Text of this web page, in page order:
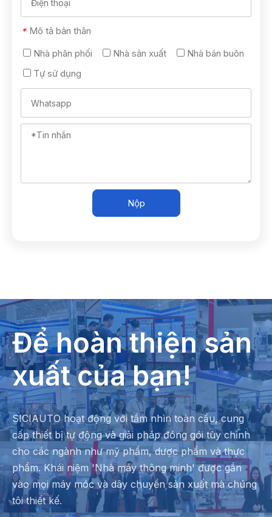
* Mô tả bản thân
Nhà phân phối
Nhà sản xuất
Nhà bán buôn
Tự sử dụng
Nộp
Để hoàn thiện sản
xuất của bạn!
SICIAUTO hoạt động với tầm nhìn toàn cầu, cung
cấp thiết bị tự động và giải pháp đóng gói tùy chỉnh
cho các ngành như mỹ phẩm, dược phẩm và thực
phẩm. Khái niệm 'Nhà máy thông minh' được gắn
vào mọi máy móc và dây chuyền sản xuất mà chúng
tôi thiết kế.